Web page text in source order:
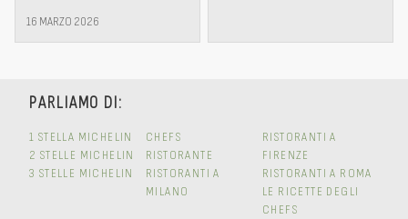
16 MARZO 2026
PARLIAMO DI:
1 STELLA MICHELIN
2 STELLE MICHELIN
3 STELLE MICHELIN
CHEFS
RISTORANTE
RISTORANTI A
MILANO
RISTORANTI A
FIRENZE
RISTORANTI A ROMA
LE RICETTE DEGLI
CHEFS